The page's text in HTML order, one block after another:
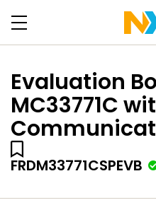
Evaluation
MC33771C
FRDM33771CSPEVB